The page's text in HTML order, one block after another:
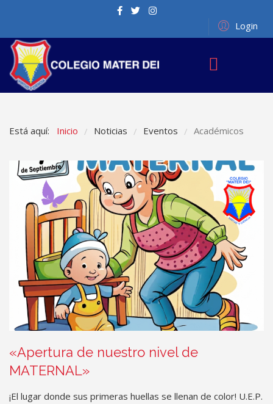
Login
Está aquí: Inicio / Noticias / Eventos / Académicos
Rating:
«Apertura de nuestro nivel de
MATERNAL»
¡El lugar donde sus primeras huellas se llenan de color! U.E.P.